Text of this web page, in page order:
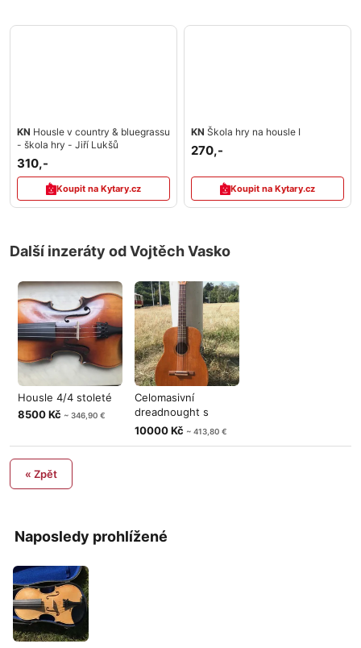
Naposledy prohlížené
KN Housle v country & bluegrassu
- škola hry - Jiří Lukšů
310,-
Koupit na Kytary.cz
KN Škola hry na housle I
270,-
Koupit na Kytary.cz
Další inzeráty od Vojtěch Vasko
Housle 4/4 stoleté
8500 Kč ~ 346,90 €
Celomasivní
dreadnought s
konstrukcí klasické
10000 Kč ~ 413,80 €
« Zpět